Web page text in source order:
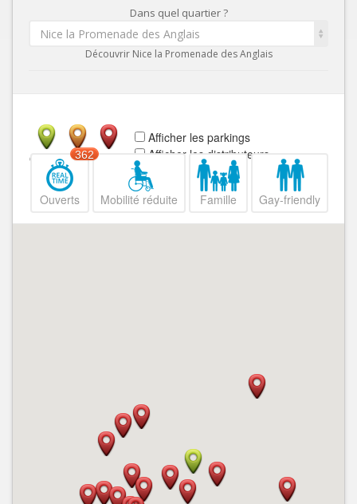
Dans quel quartier ?
Nice la Promenade des Anglais
Découvrir Nice la Promenade des Anglais
Afficher les parkings
Afficher les distributeurs
Ouvert Fermé
Ouverts
362
Mobilité réduite Famille Gay-friendly